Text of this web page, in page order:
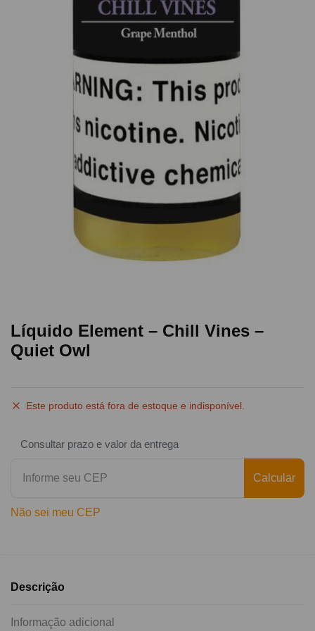
Líquido Element – Chill Vines –
Quiet Owl
Este produto está fora de estoque e indisponível.
Consultar prazo e valor da entrega
Calcular
Não sei meu CEP
Descrição
Informação adicional